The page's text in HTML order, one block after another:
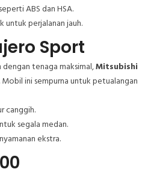
ABS dan HSA.
perjalanan jauh.
Sport
dengan tenaga maksimal,Mitsubishi
Mobil ini sempurna untuk petualangan
canggih.
segala medan.
ekstra.